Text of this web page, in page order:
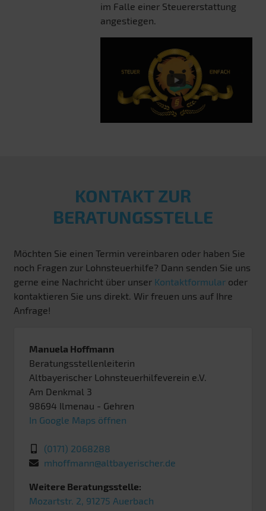
im Falle einer Steuererstattung
angestiegen.
KONTAKT ZUR
BERATUNGSSTELLE
Möchten Sie einen Termin vereinbaren oder haben Sie
noch Fragen zur Lohnsteuerhilfe? Dann senden Sie uns
gerne eine Nachricht über unser Kontaktformular oder
kontaktieren Sie uns direkt. Wir freuen uns auf Ihre
Anfrage!
Manuela Hoffmann
Beratungsstellenleiterin
Altbayerischer Lohnsteuerhilfeverein e.V.
Am Denkmal 3
98694 Ilmenau - Gehren
In Google Maps öffnen
(0171) 2068288
mhoffmann@altbayerischer.de
Weitere Beratungsstelle:
Mozartstr. 2, 91275 Auerbach